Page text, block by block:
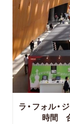
ラ・フォル・
時間